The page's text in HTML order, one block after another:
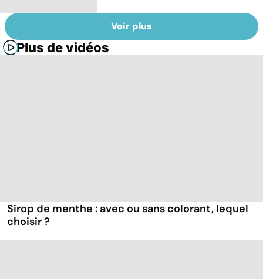
Voir plus
Plus de vidéos
Sirop de menthe : avec ou sans colorant, lequel
choisir ?